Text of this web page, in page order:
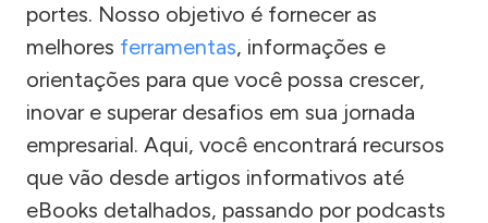
portes. Nosso objetivo é fornecer as
melhores ferramentas, informações e
orientações para que você possa crescer,
inovar e superar desafios em sua jornada
empresarial. Aqui, você encontrará recursos
que vão desde artigos informativos até
eBooks detalhados, passando por podcasts